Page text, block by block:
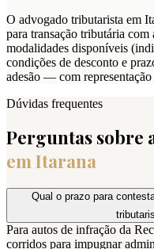
O advogado tributarista em
para transação tributária
modalidades disponíveis
condições de desconto e
adesão — com
Dúvidas frequentes
Perguntas sobre
emItarana
Qual o prazo para
Para autos de infração da
corridos para impugnar